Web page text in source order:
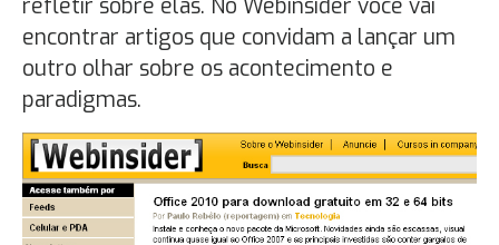
refletir sobre elas. No Webinsider você vai
encontrar artigos que convidam a lançar um
outro olhar sobre os acontecimento e
paradigmas.